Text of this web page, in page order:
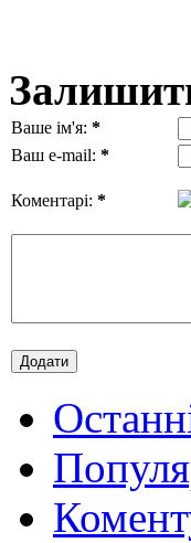
Ваше ім'я: *
Ваш e-mail: *
Коментарі: *